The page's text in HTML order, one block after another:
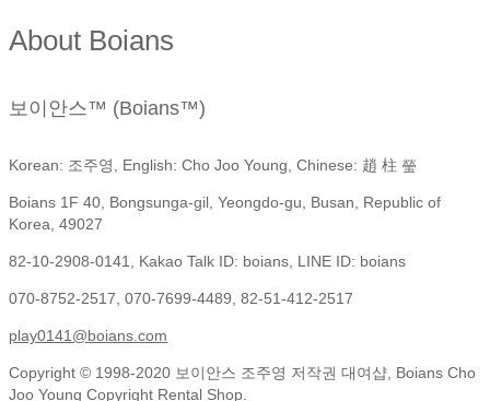
About Boians
보이안스™ (Boians™)
Korean: 조주영, English: Cho Joo Young, Chinese: 趙 柱 瑩
Boians 1F 40, Bongsunga-gil, Yeongdo-gu, Busan, Republic of
Korea, 49027
82-10-2908-0141, Kakao Talk ID: boians, LINE ID: boians
070-8752-2517, 070-7699-4489, 82-51-412-2517
play0141@boians.com
Copyright © 1998-2020 보이안스 조주영 저작권 대여샵, Boians Cho
Joo Young Copyright Rental Shop.